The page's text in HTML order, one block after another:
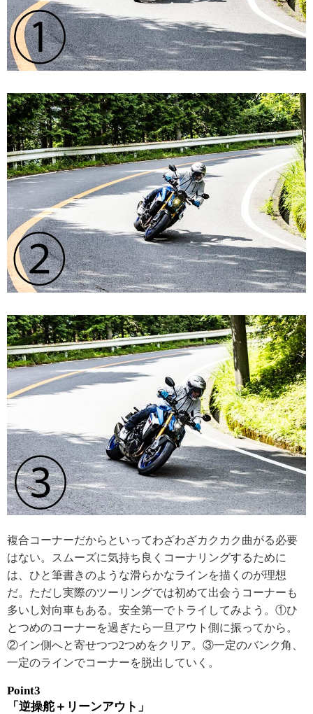
複合コーナーだからといってわざわざカクカク曲がる必要
はない。スムーズに気持ち良くコーナリングするために
は、ひと筆書きのような滑らかなラインを描くのが理想
だ。ただし実際のツーリングでは初めて出会うコーナーも
多いし対向車もある。安全第一でトライしてみよう。①ひ
とつめのコーナーを過ぎたら一旦アウト側に振ってから。
②イン側へと寄せつつ2つめをクリア。③一定のバンク角、
一定のラインでコーナーを脱出していく。
Point3
「逆操舵＋リーンアウト」